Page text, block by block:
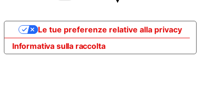
Informativa sulla raccolta
Le tue preferenze relative alla privacy